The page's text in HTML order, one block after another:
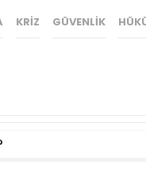
KRIZ GÜVENLIK